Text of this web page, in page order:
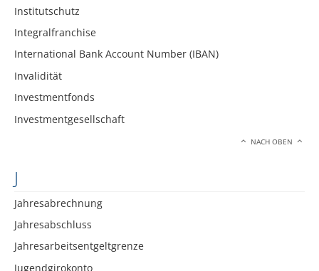
Institutschutz
Integralfranchise
International Bank Account Number (IBAN)
Invalidität
Investmentfonds
Investmentgesellschaft
NACH OBEN
J
Jahresabrechnung
Jahresabschluss
Jahresarbeitsentgeltgrenze
Jugendgirokonto